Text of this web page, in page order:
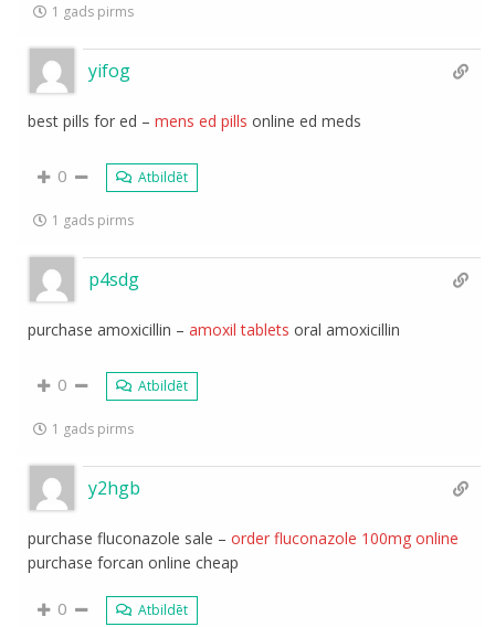
1 gads pirms
yifog
best pills for ed –mens ed pills online ed meds
0 Atbildēt
1 gads pirms
p4sdg
purchase amoxicillin –amoxil tablets oral amoxicillin
0 Atbildēt
1 gads pirms
y2hgb
purchase fluconazole sale –order fluconazole 100mg online
purchase forcan online cheap
0 Atbildēt